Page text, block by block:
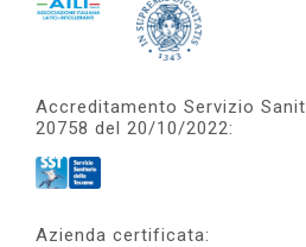
Accreditamento Servizio
20758 del 20/10/2022:
Azienda certificata: